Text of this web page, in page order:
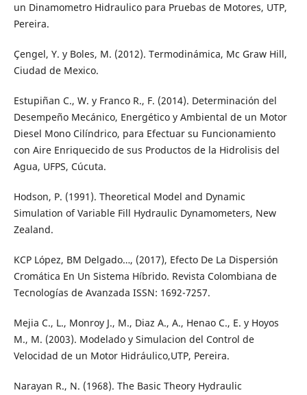
un Dinamometro Hidraulico para Pruebas de Motores, UTP,
Pereira.
Çengel, Y. y Boles, M. (2012). Termodinámica, Mc Graw Hill,
Ciudad de Mexico.
Estupiñan C., W. y Franco R., F. (2014). Determinación del
Desempeño Mecánico, Energético y Ambiental de un Motor
Diesel Mono Cilíndrico, para Efectuar su Funcionamiento
con Aire Enriquecido de sus Productos de la Hidrolisis del
Agua, UFPS, Cúcuta.
Hodson, P. (1991). Theoretical Model and Dynamic
Simulation of Variable Fill Hydraulic Dynamometers, New
Zealand.
KCP López, BM Delgado…, (2017), Efecto De La Dispersión
Cromática En Un Sistema Híbrido. Revista Colombiana de
Tecnologías de Avanzada ISSN: 1692-7257.
Mejia C., L., Monroy J., M., Diaz A., A., Henao C., E. y Hoyos
M., M. (2003). Modelado y Simulacion del Control de
Velocidad de un Motor Hidráulico,UTP, Pereira.
Narayan R., N. (1968). The Basic Theory Hydraulic